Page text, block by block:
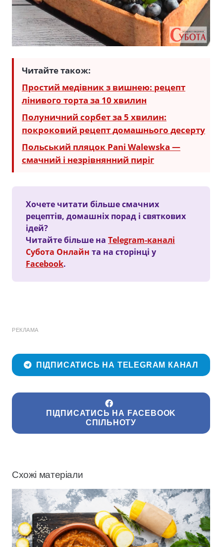
Читайте також:
Простий медівник з вишнею: рецепт
лінивого торта за 10 хвилин
Полуничний сорбет за 5 хвилин:
покроковий рецепт домашнього десерту
Польський пляцок Pani Walewska —
смачний і незрівнянний пиріг
Хочете читати більше смачних
рецептів, домашніх порад і святкових
ідей?
Читайте більше на Telegram-каналі
Субота Онлайн та на сторінці у
Facebook.
РЕКЛАМА
ПІДПИСАТИСЬ НА TELEGRAM КАНАЛ
ПІДПИСАТИСЬ НА FACEBOOK
СПІЛЬНОТУ
Схожі матеріали